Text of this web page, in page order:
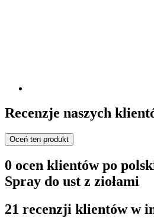
Recenzje naszych
Oceń ten produkt
0 ocen klientów po
Spray do ust z ziołami
21 recenzji klientów w